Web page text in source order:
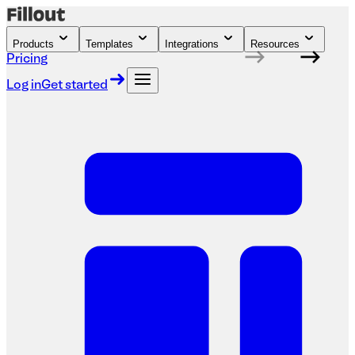
Products Templates Integrations Resources
Pricing
Log inGet started